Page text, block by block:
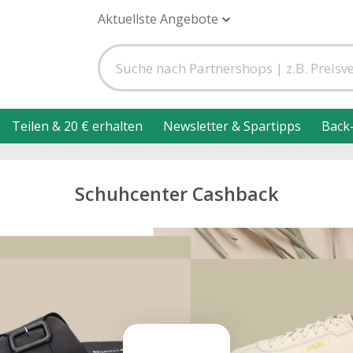
Aktuellste Angebote
Teilen & 20 € erhalten Newsletter & Spartipps
Schuhcenter Cashback